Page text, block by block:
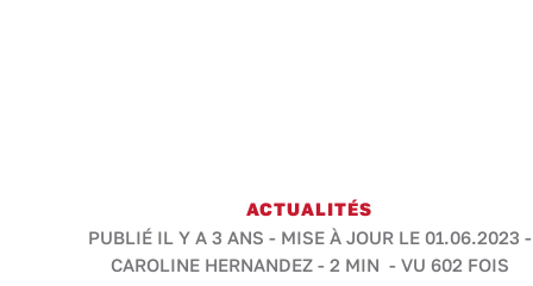
ACTUALITÉS
PUBLIÉ IL Y A 3 ANS - MISE À JOUR LE 01.06.2023 -
CAROLINE HERNANDEZ- 2 MIN - VU 602 FOIS